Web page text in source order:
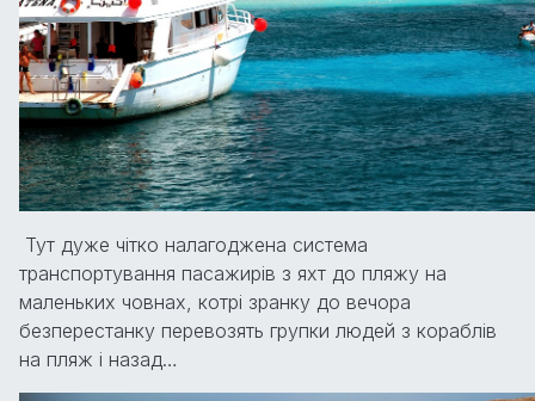
Тут дуже чітко налагоджена система
транспортування пасажирів з яхт до пляжу на
маленьких човнах, котрі зранку до вечора
безперестанку перевозять групки людей з кораблів
на пляж і назад…